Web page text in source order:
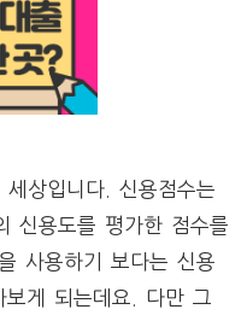
상입니다. 신용점수는
신용도를 평가한 점수를
사용하기 보다는 신용
보게 되는데요. 다만 그